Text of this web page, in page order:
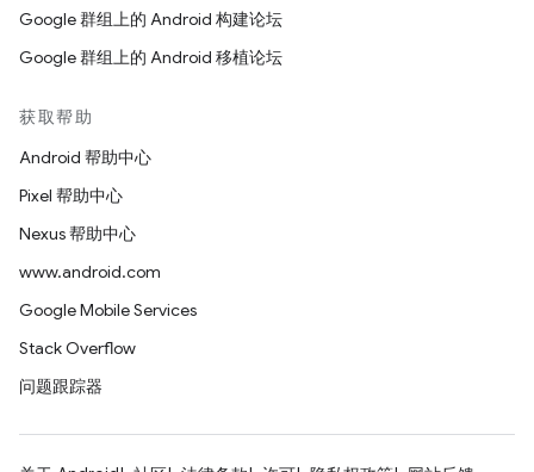
Google 群组上的 Android 构建论坛
Google 群组上的 Android 移植论坛
获取帮助
Android 帮助中心
Pixel 帮助中心
Nexus 帮助中心
www.android.com
Google Mobile Services
Stack Overflow
问题跟踪器